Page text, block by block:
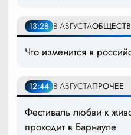
13:28 8 АВГУСТА
Что изменится в
12:44 8 АВГУСТАПРОЧЕЕ
Фестиваль любви к
проходит в Барнауле